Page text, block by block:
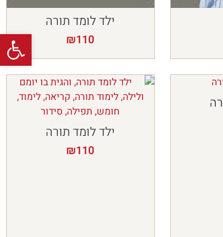
ילד לומד תורה
₪110
ילד לומד תורה
₪110